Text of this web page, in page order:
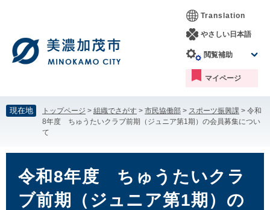
す。
し
て
本
Translation
やさしい日本語
閲覧補助
マイページ
現在地 トップページ > 組織でさがす > 市民協働部 > スポーツ振興課 > 令和
8年度 ちゅうたいクラブ前期（ジュニア第1期）の会員募集につい
て
令和8年度 ちゅうたいクラ
ブ前期（ジュニア第1期）の